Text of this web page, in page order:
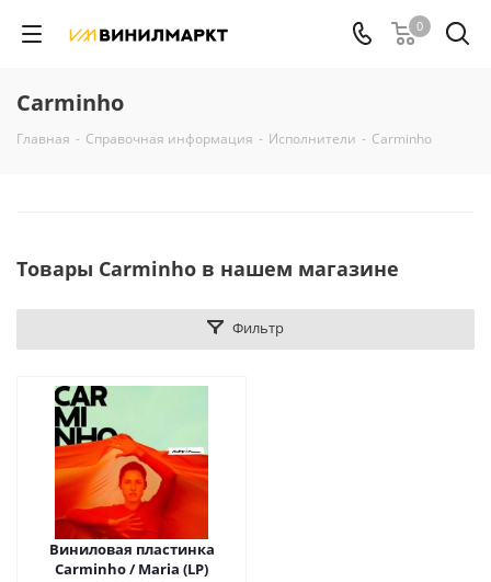
0
Carminho
Главная - Справочная информация - Исполнители - Carminho
Товары Carminho в нашем магазине
Фильтр
Виниловая пластинка
Carminho / Maria (LP)